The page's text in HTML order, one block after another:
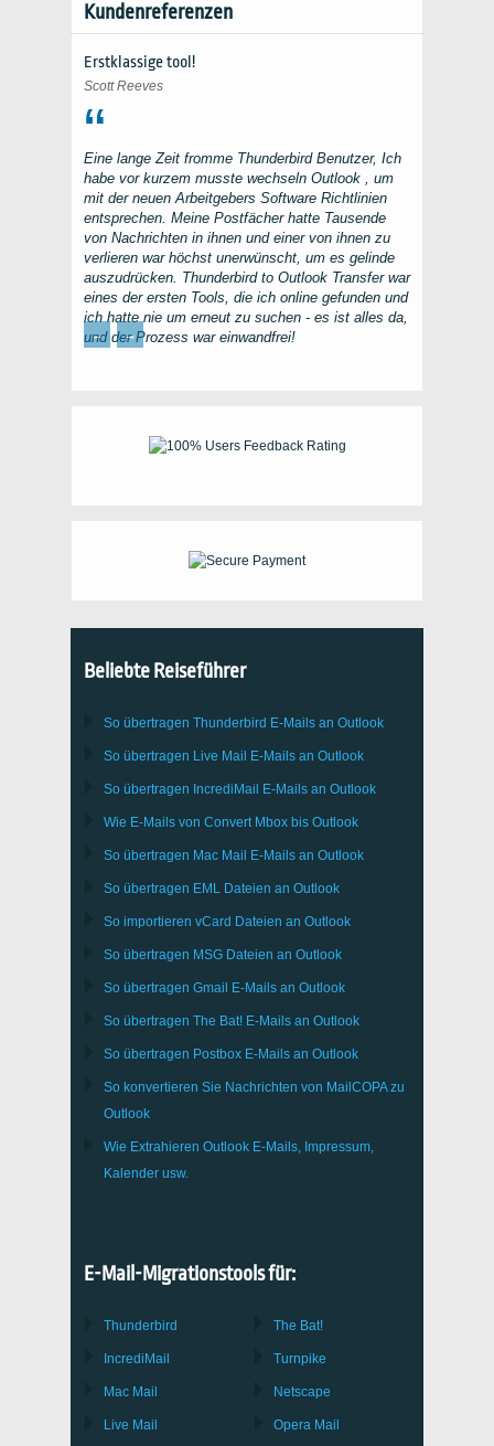
Kundenreferenzen
Erstklassige tool!
Scott Reeves
Eine lange Zeit fromme ThunderbirdBenutzer, Ich
habe vor kurzem musste wechseln Outlook , um
mit der neuen Arbeitgebers Software Richtlinien
entsprechen. Meine Postfächer hatte Tausende
von Nachrichten in ihnen und einer von ihnen zu
verlieren war höchst unerwünscht, um es gelinde
auszudrücken. Thunderbird to Outlook Transferwar
eines der ersten Tools, die ich online gefunden und
ich hatte nie um erneut zu suchen - es ist alles da,
und der Prozess war einwandfrei!
← →
Beliebte Reiseführer
So übertragen Thunderbird E-Mails an Outlook
So übertragen Live Mail E-Mails an Outlook
So übertragen IncrediMail E-Mails an Outlook
Wie E-Mails von Convert Mbox bis Outlook
So übertragen Mac Mail E-Mails an Outlook
So übertragen EML Dateien an Outlook
So importieren vCard Dateien an Outlook
So übertragen MSG Dateien an Outlook
So übertragen Gmail E-Mails an Outlook
So übertragen The Bat! E-Mails an Outlook
So übertragen Postbox E-Mails an Outlook
So konvertieren Sie Nachrichten von MailCOPAzu
Outlook
Wie Extrahieren Outlook E-Mails, Impressum,
Kalender usw.
E-Mail-Migrationstools für:
Thunderbird
IncrediMail
Mac Mail
Live Mail
The Bat!
Turnpike
Netscape
Opera Mail